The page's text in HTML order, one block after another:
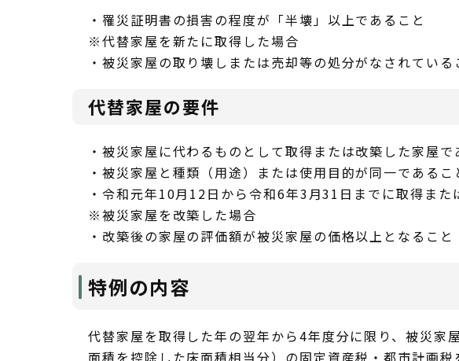
・罹災証明書の損害の程度が「半壊」以上であること
※代替家屋を新たに取得した場合
・被災家屋の取り壊しまたは売却等の処分がなされている
代替家屋の要件
・被災家屋に代わるものとして取得または改築した家屋で
・被災家屋と種類（用途）または使用目的が同一であるこ
・令和元年10月12日から令和6年3月31日までに取得また
※被災家屋を改築した場合
・改築後の家屋の評価額が被災家屋の価格以上となること
特例の内容
代替家屋を取得した年の翌年から4年度分に限り、被災
面積を控除した床面積相当分）の固定資産税・都市計画税